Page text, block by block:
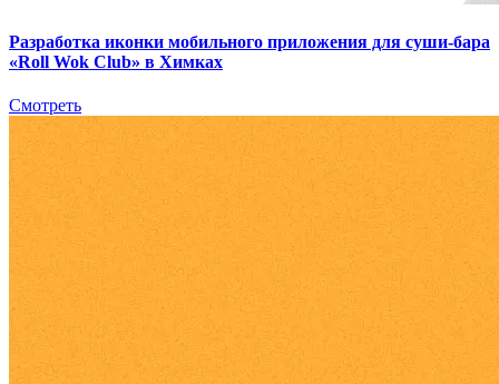
Разработка иконки мобильного приложения для суши-бара
«Roll Wok Club» в Химках
Смотреть